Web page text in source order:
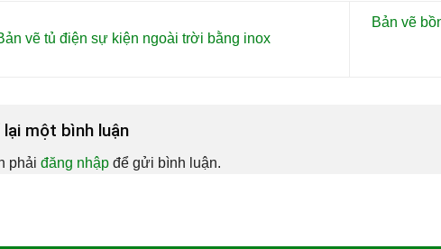
vẽ tủ điện sự kiện ngoài trời bằng inox
Bản vẽ
lại một bình luận
phải đăng nhập để gửi bình luận.